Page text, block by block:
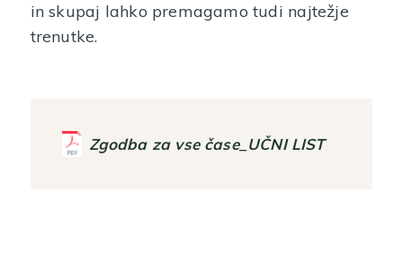
in skupaj lahko premagamo tudi najtežje
trenutke.
Zgodba za vse čase_UČNI LIST